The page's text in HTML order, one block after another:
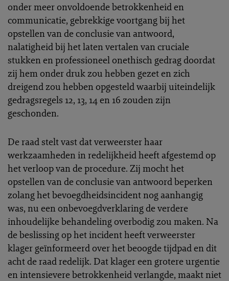
onder meer onvoldoende betrokkenheid en
communicatie, gebrekkige voortgang bij het
opstellen van de conclusie van antwoord,
nalatigheid bij het laten vertalen van cruciale
stukken en professioneel onethisch gedrag doordat
zij hem onder druk zou hebben gezet en zich
dreigend zou hebben opgesteld waarbij uiteindelijk
gedragsregels 12, 13, 14 en 16 zouden zijn
geschonden.
De raad stelt vast dat verweerster haar
werkzaamheden in redelijkheid heeft afgestemd op
het verloop van de procedure. Zij mocht het
opstellen van de conclusie van antwoord beperken
zolang het bevoegdheidsincident nog aanhangig
was, nu een onbevoegdverklaring de verdere
inhoudelijke behandeling overbodig zou maken. Na
de beslissing op het incident heeft verweerster
klager geïnformeerd over het beoogde tijdpad en dit
acht de raad redelijk. Dat klager een grotere urgentie
en intensievere betrokkenheid verlangde, maakt niet